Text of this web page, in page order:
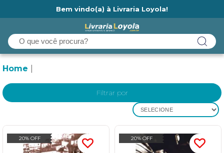
Bem vindo(a) à Livraria Loyola!
Home
Filtrar por
SELECIONE
20% OFF 20% OFF